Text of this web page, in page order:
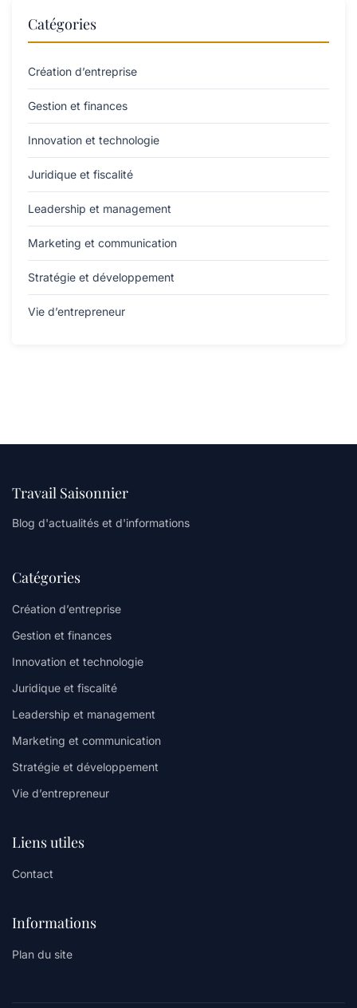
Catégories
Création d’entreprise
Gestion et finances
Innovation et technologie
Juridique et fiscalité
Leadership et management
Marketing et communication
Stratégie et développement
Vie d’entrepreneur
Travail Saisonnier
Blog d'actualités et d'informations
Catégories
Création d’entreprise
Gestion et finances
Innovation et technologie
Juridique et fiscalité
Leadership et management
Marketing et communication
Stratégie et développement
Vie d’entrepreneur
Liens utiles
Contact
Informations
Plan du site